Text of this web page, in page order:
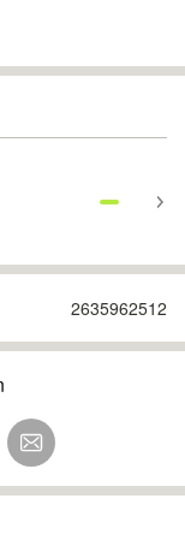
2635962512